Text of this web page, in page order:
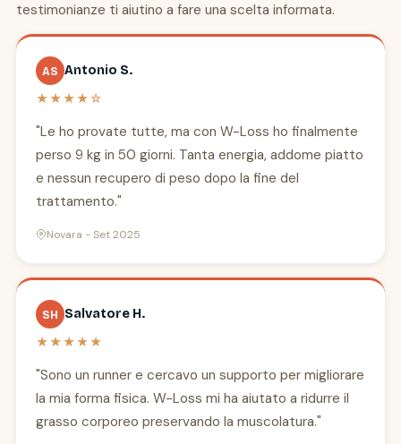
testimonianze ti aiutino a fare una scelta informata.
AS Antonio S.
★★★★☆
"Le ho provate tutte, ma con W-Loss ho finalmente
perso 9 kg in 50 giorni. Tanta energia, addome piatto
e nessun recupero di peso dopo la fine del
trattamento."
Novara - Set 2025
SH Salvatore H.
★★★★★
"Sono un runner e cercavo un supporto per migliorare
la mia forma fisica. W-Loss mi ha aiutato a ridurre il
grasso corporeo preservando la muscolatura."